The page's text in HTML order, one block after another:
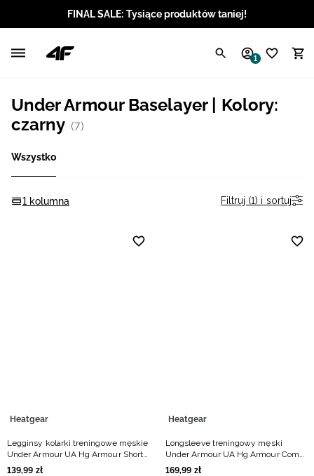
FINAL SALE: Tysiące produktów taniej!
1
Under Armour Baselayer | Kolory:
czarny (7)
Wszystko
1 kolumna Filtruj (1) i sortuj
Heatgear
Legginsy kolarki treningowe męskie
Under Armour UA Hg Armour Shorts
- czarne
139,99 zł
Heatgear
Longsleeve treningowy męski
Under Armour UA Hg Armour Comp
Mock Ls - czarny
169,99 zł
Angielski / USD